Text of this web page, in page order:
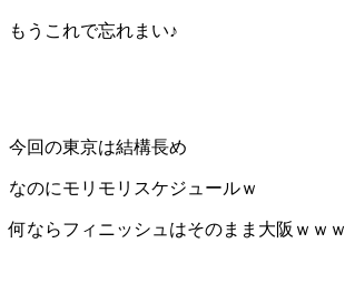
もうこれで忘れまい♪
今回の東京は結構長め
なのにモリモリスケジュールｗ
何ならフィニッシュはそのまま大阪ｗｗｗ